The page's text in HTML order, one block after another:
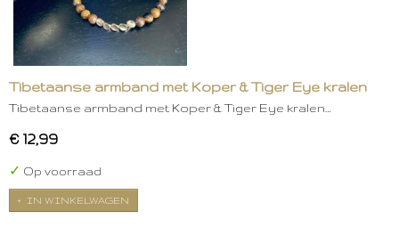
Tibetaanse armband met Koper & Tiger Eye kralen
Tibetaanse armband met Koper & Tiger Eye kralen…
€ 12,99
✓ Op voorraad
IN WINKELWAGEN